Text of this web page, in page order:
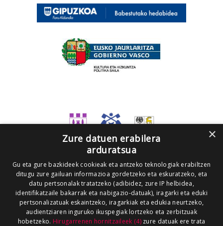
×
Zure datuen erabilera
arduratsua
Gu eta gure bazkideek cookieak eta antzeko teknologiak erabiltzen
ditugu zure gailuan informazioa gordetzeko eta eskuratzeko, eta
datu pertsonalak tratatzeko (adibidez, zure IP helbidea,
identifikatzaile bakarrak eta nabigazio-datuak), iragarki eta eduki
pertsonalizatuak eskaintzeko, iragarkiak eta edukia neurtzeko,
audientziaren inguruko ikuspegiak lortzeko eta zerbitzuak
hobetzeko. Hirugarrenen hornitzaileek (4)zure datuak ere trata